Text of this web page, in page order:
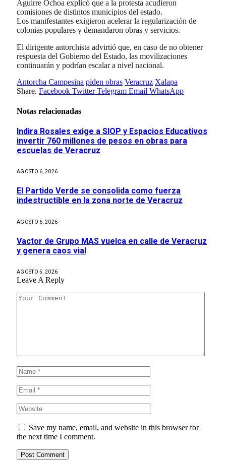
Aguirre Ochoa explicó que a la protesta acudieron
comisiones de distintos municipios del estado.
Los manifestantes exigieron acelerar la regularización de
colonias populares y demandaron obras y servicios.
El dirigente antorchista advirtió que, en caso de no obtener
respuesta del Gobierno del Estado, las movilizaciones
continuarán y podrían escalar a nivel nacional.
Antorcha Campesina piden obras Veracruz Xalapa
Share. Facebook Twitter Telegram Email WhatsApp
Notas relacionadas
Indira Rosales exige a SIOP y Espacios Educativos
invertir 760 millones de pesos en obras para
escuelas de Veracruz
AGOSTO 6, 2026
El Partido Verde se consolida como fuerza
indestructible en la zona norte de Veracruz
AGOSTO 6, 2026
Vactor de Grupo MAS vuelca en calle de Veracruz
y genera caos vial
AGOSTO 5, 2026
Leave A Reply
Save my name, email, and website in this browser for
the next time I comment.